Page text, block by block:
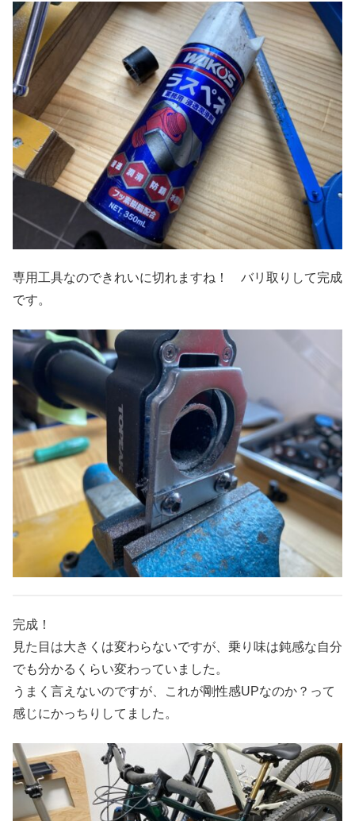
専用工具なのできれいに切れますね！ バリ取りして完成
です。
完成！
見た目は大きくは変わらないですが、乗り味は鈍感な自分
でも分かるくらい変わっていました。
うまく言えないのですが、これが剛性感UPなのか？って
感じにかっちりしてました。